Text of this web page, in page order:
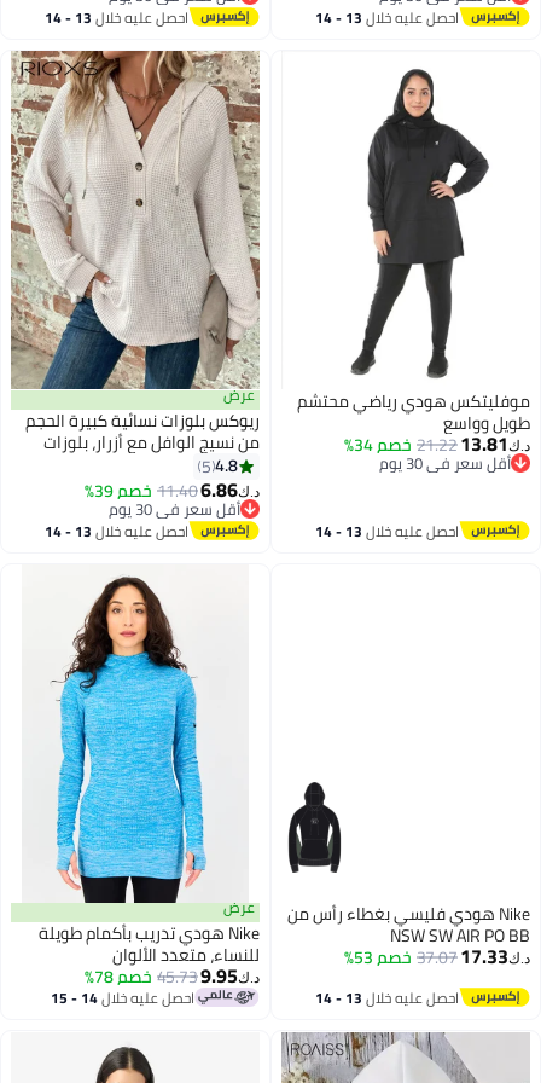
أقل سعر في 30 يوماحصل عليه خلال 13 - 14 أقل سعر في 30 يوماحصل عليه خلال 13 - 14
موفليتكس هودي رياضي محتشم
طويل وواسع
د.ك‏13.81
21.22خصم 34%
أقل سعر في 30 يوم
أقل سعر في 30 يوم
احصل عليه خلال 13 - 14
اغسطس
4
عرض
ريوكس بلوزات نسائية كبيرة الحجم
من نسيج الوافل مع أزرار، بلوزات
عصرية فضفاضة بأكمام طويلة
وياقة على شكل V للسيدات، بلوزات
بغطاء رأس وجيوب، بلوزات مريحة
وخفيفة الوزن برباط للربط، ملابس
شتوية وخريفية للمكتب والحفلات
والمدرسة والجري والرياضة والنادي
الرياضي والمزيد، باللون الأبيض
4.8
5
د.ك‏6.86
11.40خصم 39%
أقل سعر في 30 يوم
أقل سعر في 30 يوماحصل عليه خلال 13 - 14
اغسطس
Nike هودي فليسي بغطاء رأس من
NSW SW AIR PO BB
د.ك‏17.33
37.07خصم 53%
احصل عليه خلال 13 - 14
عرض
Nike هودي تدريب بأكمام طويلة
للنساء، متعدد الألوان
د.ك‏9.95
45.73خصم 78%
احصل عليه خلال 14 - 15